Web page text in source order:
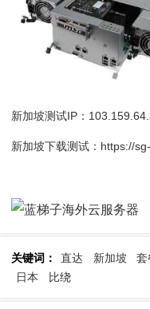
新加坡测试IP：
新加坡下载测试：https://
关键词： 直达 新加坡 套
日本
比绕